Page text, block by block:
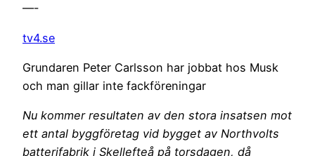
—-
tv4.se
Grundaren Peter Carlsson har jobbat hos Musk
och man gillar inte fackföreningar
Nu kommer resultaten av den stora insatsen mot
ett antal byggföretag vid bygget av Northvolts
batterifabrik i Skellefteå på torsdagen, då